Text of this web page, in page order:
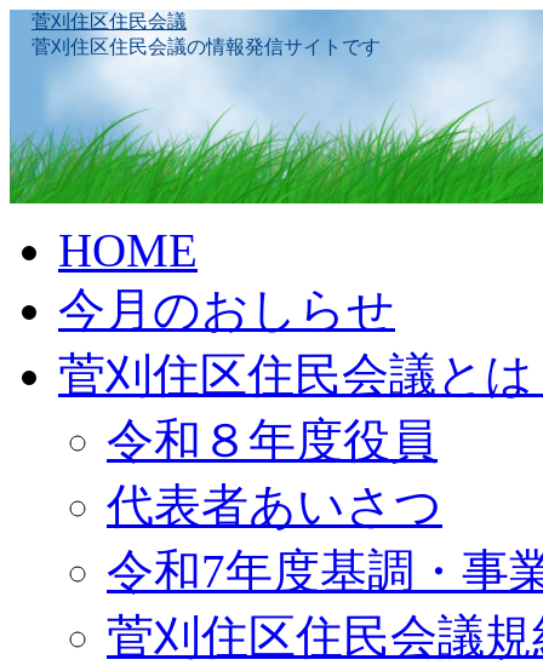
菅刈住区住民会議
菅刈住区住民会議の情報発信サイトです
to
contentHOME
今月のおしらせ
菅刈住区住民会議と
令和８年度役員
代表者あいさつ
令和7年度基調・事
菅刈住区住民会議規